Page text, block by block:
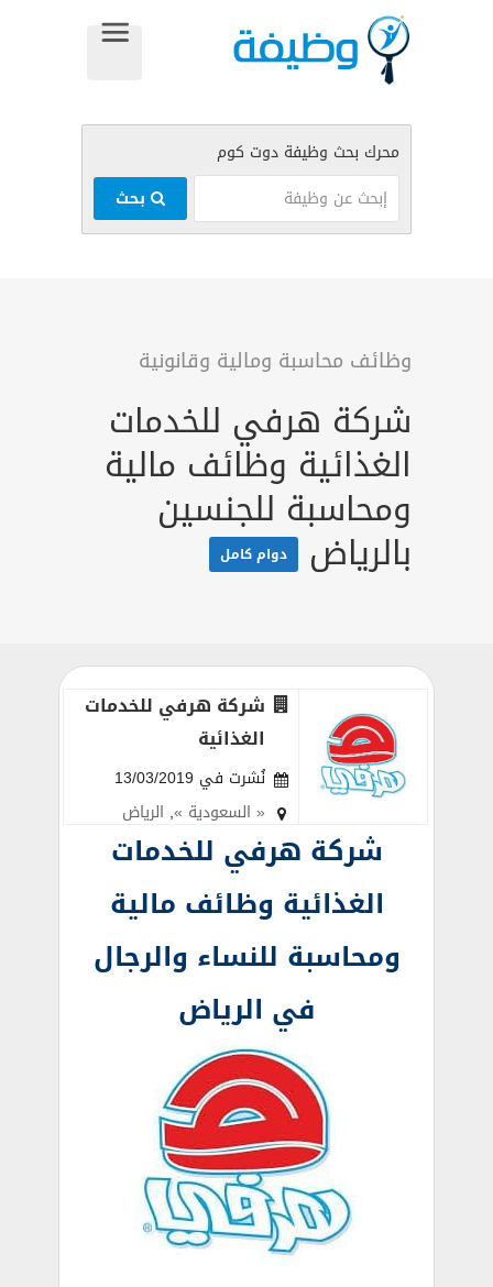
وظائف محاسبة ومالية وقانونية
شركة هرفي للخدمات
الغذائية وظائف مالية
ومحاسبة للجنسين
بالرياض دوام كامل
شركة هرفي للخدمات
الغذائية
نُشرت في 13/03/2019
« السعودية », الرياض
شركة هرفي للخدمات
الغذائية وظائف مالية
ومحاسبة للنساء والرجال
في الرياض